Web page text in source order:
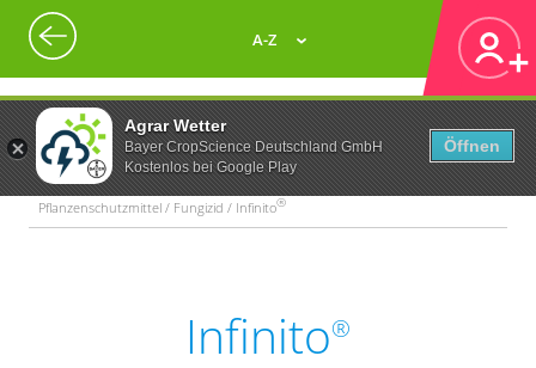
Agrar Wetter
Bayer CropScience Deutschland GmbH
Kostenlos bei Google Play
Öffnen
A-Z
Pflanzenschutzmittel / Fungizid / Infinito®
Infinito®